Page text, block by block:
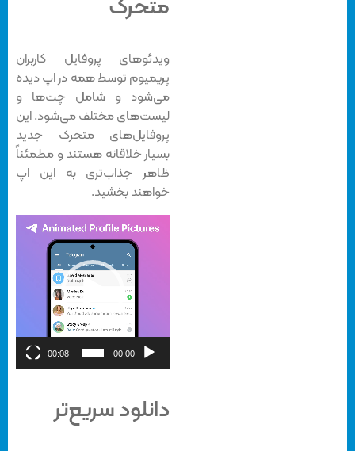
متحرک
ویدئوهای پروفایل کاربران
پریمیوم توسط همه در اپ دیده
می‌شود و شامل چت‌ها و
لیست‌های مختلف می‌شود. این
پروفایل‌های متحرک جدید
بسیار خلاقانه هستند و مطمئناً
ظاهر جذاب‌تری به این اپ
خواهند بخشید.
نمایشگر
00:00
دانلود سریع‌تر